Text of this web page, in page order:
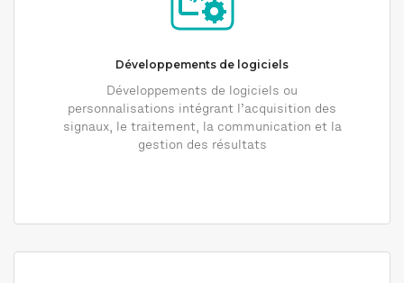
Développements de logiciels
Développements de logiciels ou
personnalisations intégrant l’acquisition des
signaux, le traitement, la communication et la
gestion des résultats